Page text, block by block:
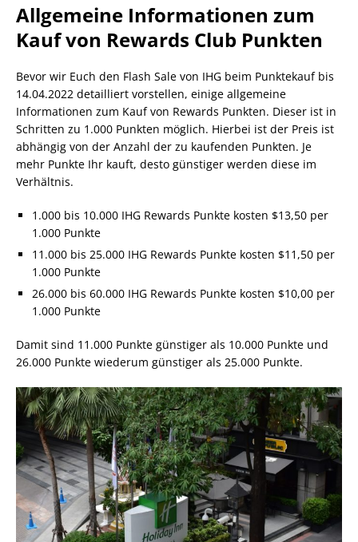
Allgemeine Informationen zum
Kauf von Rewards Club Punkten
Bevor wir Euch den Flash Sale von IHG beim Punktekauf bis
14.04.2022 detailliert vorstellen, einige allgemeine
Informationen zum Kauf von Rewards Punkten. Dieser ist in
Schritten zu 1.000 Punkten möglich. Hierbei ist der Preis ist
abhängig von der Anzahl der zu kaufenden Punkten. Je
mehr Punkte Ihr kauft, desto günstiger werden diese im
Verhältnis.
1.000 bis 10.000 IHG Rewards Punkte kosten $13,50 per
1.000 Punkte
11.000 bis 25.000 IHG Rewards Punkte kosten $11,50 per
1.000 Punkte
26.000 bis 60.000 IHG Rewards Punkte kosten $10,00 per
1.000 Punkte
Damit sind 11.000 Punkte günstiger als 10.000 Punkte und
26.000 Punkte wiederum günstiger als 25.000 Punkte.